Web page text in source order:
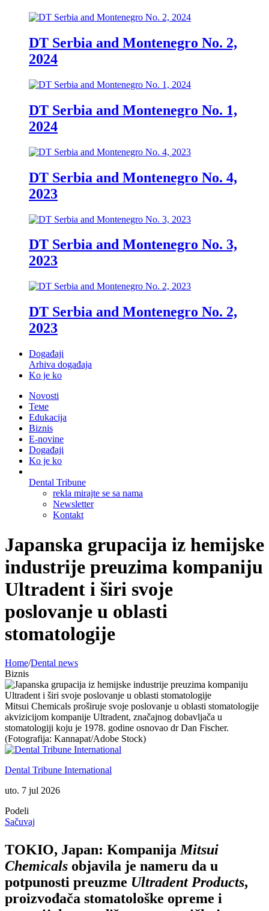
DT Serbia and Montenegro No. 2,
2024
DT Serbia and Montenegro No. 1,
2024
DT Serbia and Montenegro No. 4,
2023
DT Serbia and Montenegro No. 3,
2023
DT Serbia and Montenegro No. 2,
2023
Događaji
Arhiva događaja
Ko je ko
Novosti
Теме
Edukacija
Biznis
E-novine
Događaji
Ko je ko
Dental Tribune
rekla mirajte se sa nama
Newsletter
Kontakt
Japanska grupacija iz hemijske
industrije preuzima kompaniju
Ultradent i širi svoje
poslovanje u oblasti
stomatologije
Home/Dental news
Biznis
Mitsui Chemicals proširuje svoje poslovanje u oblasti stomatologije
akvizicijom kompanije Ultradent, značajnog dobavljača u
stomatologiji koju je 1978. godine osnovao dr Dan Fischer.
(Fotografija: Kannapat/Adobe Stock)
Dental Tribune International
uto. 7 jul 2026
Podeli
Sačuvaj
TOKIO, Japan: Kompanija Mitsui
Chemicals objavila je nameru da u
potpunosti preuzme Ultradent Products,
proizvođača stomatološke opreme i